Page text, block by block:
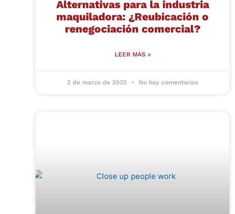
Alternativas para la industria
maquiladora: ¿Reubicación o
renegociación comercial?
LEER MÁS »
2 de marzo de 2025 No hay comentarios